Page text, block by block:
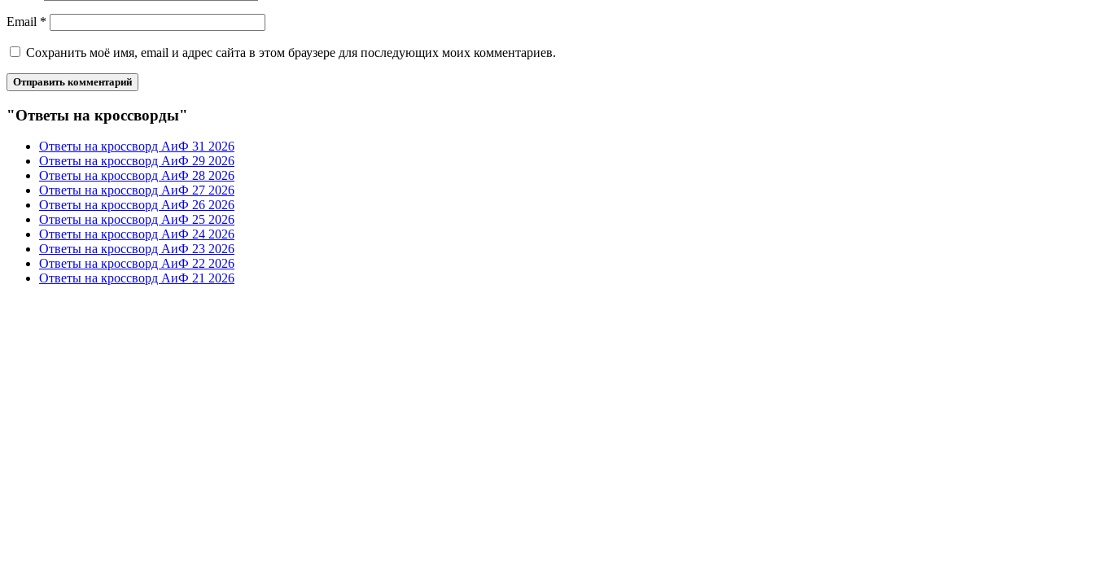
Email *
Сохранить моё имя, email и адрес сайта в этом браузере для последующих моих комментариев.
"Ответы на кроссворды"
Ответы на кроссворд АиФ 31 2026
Ответы на кроссворд АиФ 29 2026
Ответы на кроссворд АиФ 28 2026
Ответы на кроссворд АиФ 27 2026
Ответы на кроссворд АиФ 26 2026
Ответы на кроссворд АиФ 25 2026
Ответы на кроссворд АиФ 24 2026
Ответы на кроссворд АиФ 23 2026
Ответы на кроссворд АиФ 22 2026
Ответы на кроссворд АиФ 21 2026